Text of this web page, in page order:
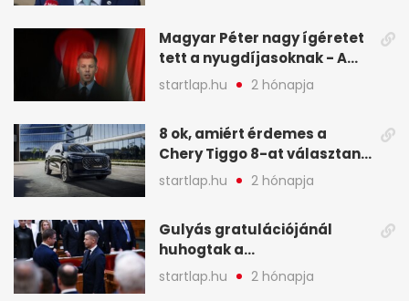
Magyar Péter nagy ígéretet
tett a nyugdíjasoknak - A
hét legfontosabb hírei
képekben
startlap.hu 2 hónapja
8 ok, amiért érdemes a
Chery Tiggo 8-at választani!
(X)
startlap.hu 2 hónapja
Gulyás gratulációjánál
huhogtak a
leghangosabban, miután
Magyart miniszterelnökké
startlap.hu 2 hónapja